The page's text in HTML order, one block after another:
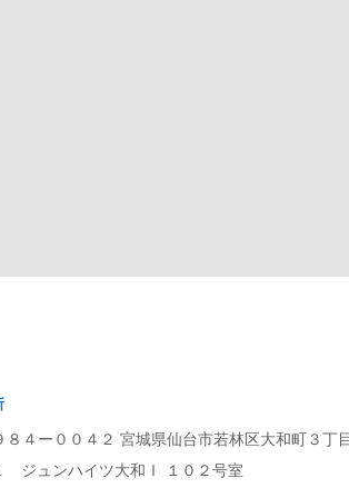
８４ー００４２ 宮城県仙台市若林区大和町３丁
ジュンハイツ大和Ⅰ １０２号室